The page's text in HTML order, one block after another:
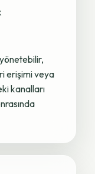
erişimi veya
kanalları